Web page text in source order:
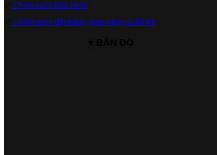
Chính sách bảo hành
Chính sách đặt hàng, giao hàng & đổi trả